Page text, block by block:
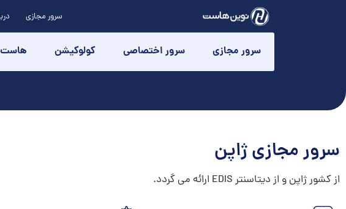
سرور مجازی
سرور مجازی سرور اختصاصی کولوکیشن هاست
سرور مجازی ژاپن
از کشور ژاپن و از دیتاسنتر EDIS ارائه می گردد.